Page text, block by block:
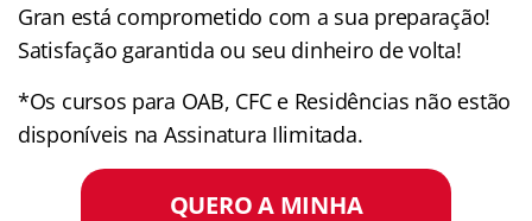
Gran está comprometido com a sua preparação!
Satisfação garantida ou seu dinheiro de volta!
*Os cursos para OAB, CFC e Residências não estão
disponíveis na Assinatura Ilimitada.
QUERO A MINHA